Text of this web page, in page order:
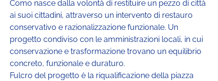
Como nasce dalla volontà di restituire un pezzo di città
ai suoi cittadini, attraverso un intervento di restauro
conservativo e razionalizzazione funzionale. Un
progetto condiviso con le amministrazioni locali, in cui
conservazione e trasformazione trovano un equilibrio
concreto, funzionale e duraturo.
Fulcro del progetto è la riqualificazione della piazza